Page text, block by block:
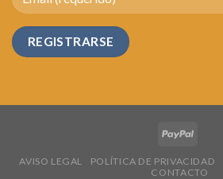
AVISO LEGAL POLÍTICA DE PRIVACIDAD
CONTACTO